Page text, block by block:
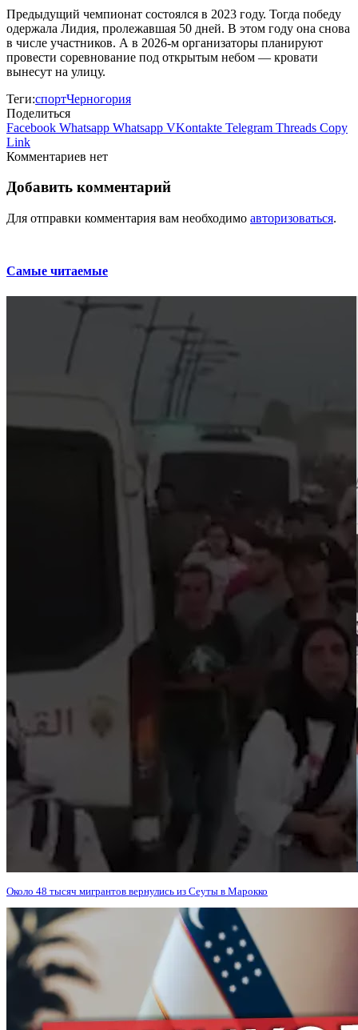
Предыдущий чемпионат состоялся в 2023 году. Тогда победу
одержала Лидия, пролежавшая 50 дней. В этом году она снова
в числе участников. А в 2026-м организаторы планируют
провести соревнование под открытым небом — кровати
вынесут на улицу.
Теги:спортЧерногория
Поделиться
Facebook Whatsapp Whatsapp VKontakte Telegram Threads Copy
Link
Комментариев нет
Добавить комментарий
Для отправки комментария вам необходимо авторизоваться.
Самые читаемые
Около 48 тысяч мигрантов вернулись из Сеуты в Марокко